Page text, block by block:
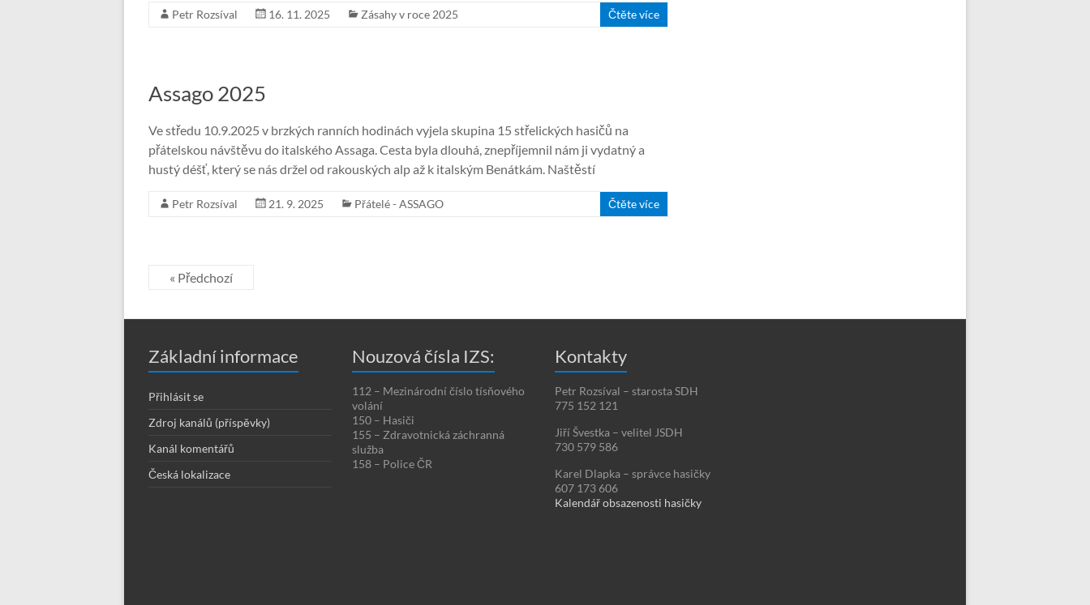
Petr Rozsíval 16. 11. 2025 Zásahy v roce 2025 Čtěte více
Assago 2025
Ve středu 10.9.2025 v brzkých ranních hodinách vyjela skupina 15 střelických hasičů na
přátelskou návštěvu do italského Assaga. Cesta byla dlouhá, znepříjemnil nám ji vydatný a
hustý déšť, který se nás držel od rakouských alp až k italským Benátkám. Naštěstí
Petr Rozsíval 21. 9. 2025 Přátelé - ASSAGO Čtěte více
« Předchozí
Základní informace
Přihlásit se
Zdroj kanálů (příspěvky)
Kanál komentářů
Česká lokalizace
Nouzová čísla IZS:
112 – Mezinárodní číslo tísňového
volání
150 – Hasiči
155 – Zdravotnická záchranná
služba
158 – Police ČR
Kontakty
Petr Rozsíval – starosta SDH
775 152 121
Jiří Švestka – velitel JSDH
730 579 586
Karel Dlapka – správce hasičky
607 173 606
Kalendář obsazenosti hasičky